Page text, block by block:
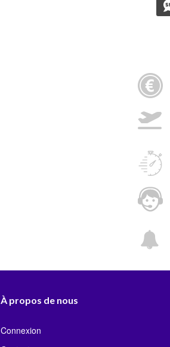
À propos de nous
Connexion